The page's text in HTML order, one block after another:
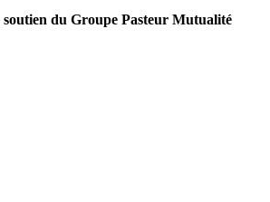
soutien du Groupe Pasteur Mutualité